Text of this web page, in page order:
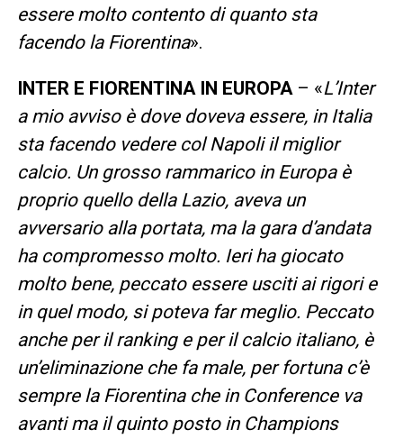
essere molto contento di quanto sta
facendo la Fiorentina».
INTER E FIORENTINA IN EUROPA– «L’Inter
a mio avviso è dove doveva essere, in Italia
sta facendo vedere col Napoli il miglior
calcio. Un grosso rammarico in Europa è
proprio quello della Lazio, aveva un
avversario alla portata, ma la gara d’andata
ha compromesso molto. Ieri ha giocato
molto bene, peccato essere usciti ai rigori e
in quel modo, si poteva far meglio. Peccato
anche per il ranking e per il calcio italiano, è
un’eliminazione che fa male, per fortuna c’è
sempre la Fiorentina che in Conference va
avanti ma il quinto posto in Champions